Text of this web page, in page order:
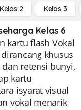
Kelas 2 Kelas 3
Kelas 6
kartu flash Vokal
khusus
retensi bunyi,
kartu
isyarat visual
vokal menarik